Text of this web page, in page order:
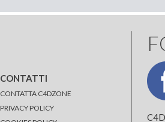
CONTATTI
CONTATTA C4DZONE
PRIVACY POLICY